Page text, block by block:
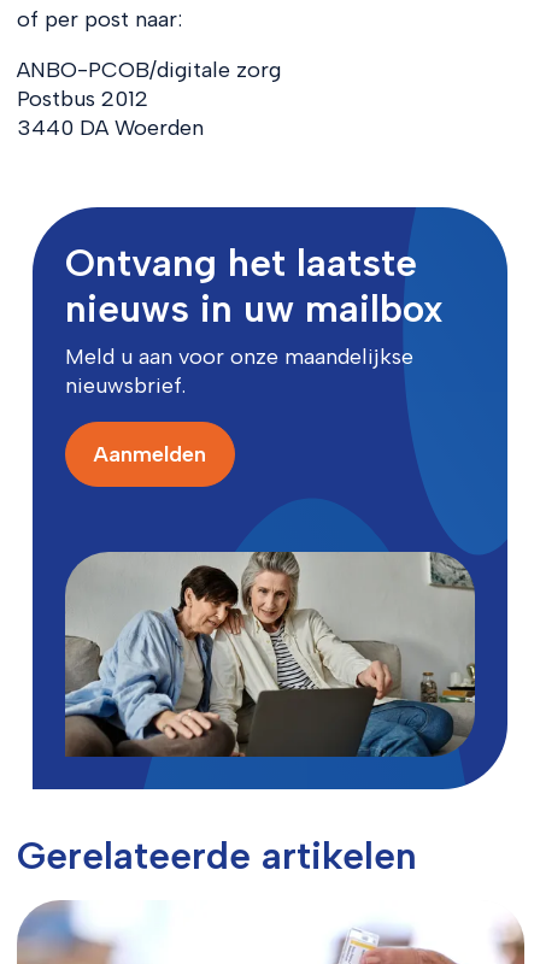
of per post naar:
ANBO-PCOB/digitale zorg
Postbus 2012
3440 DA Woerden
Ontvang het laatste
nieuws in uw mailbox
Meld u aan voor onze maandelijkse
nieuwsbrief.
Aanmelden
Gerelateerde artikelen